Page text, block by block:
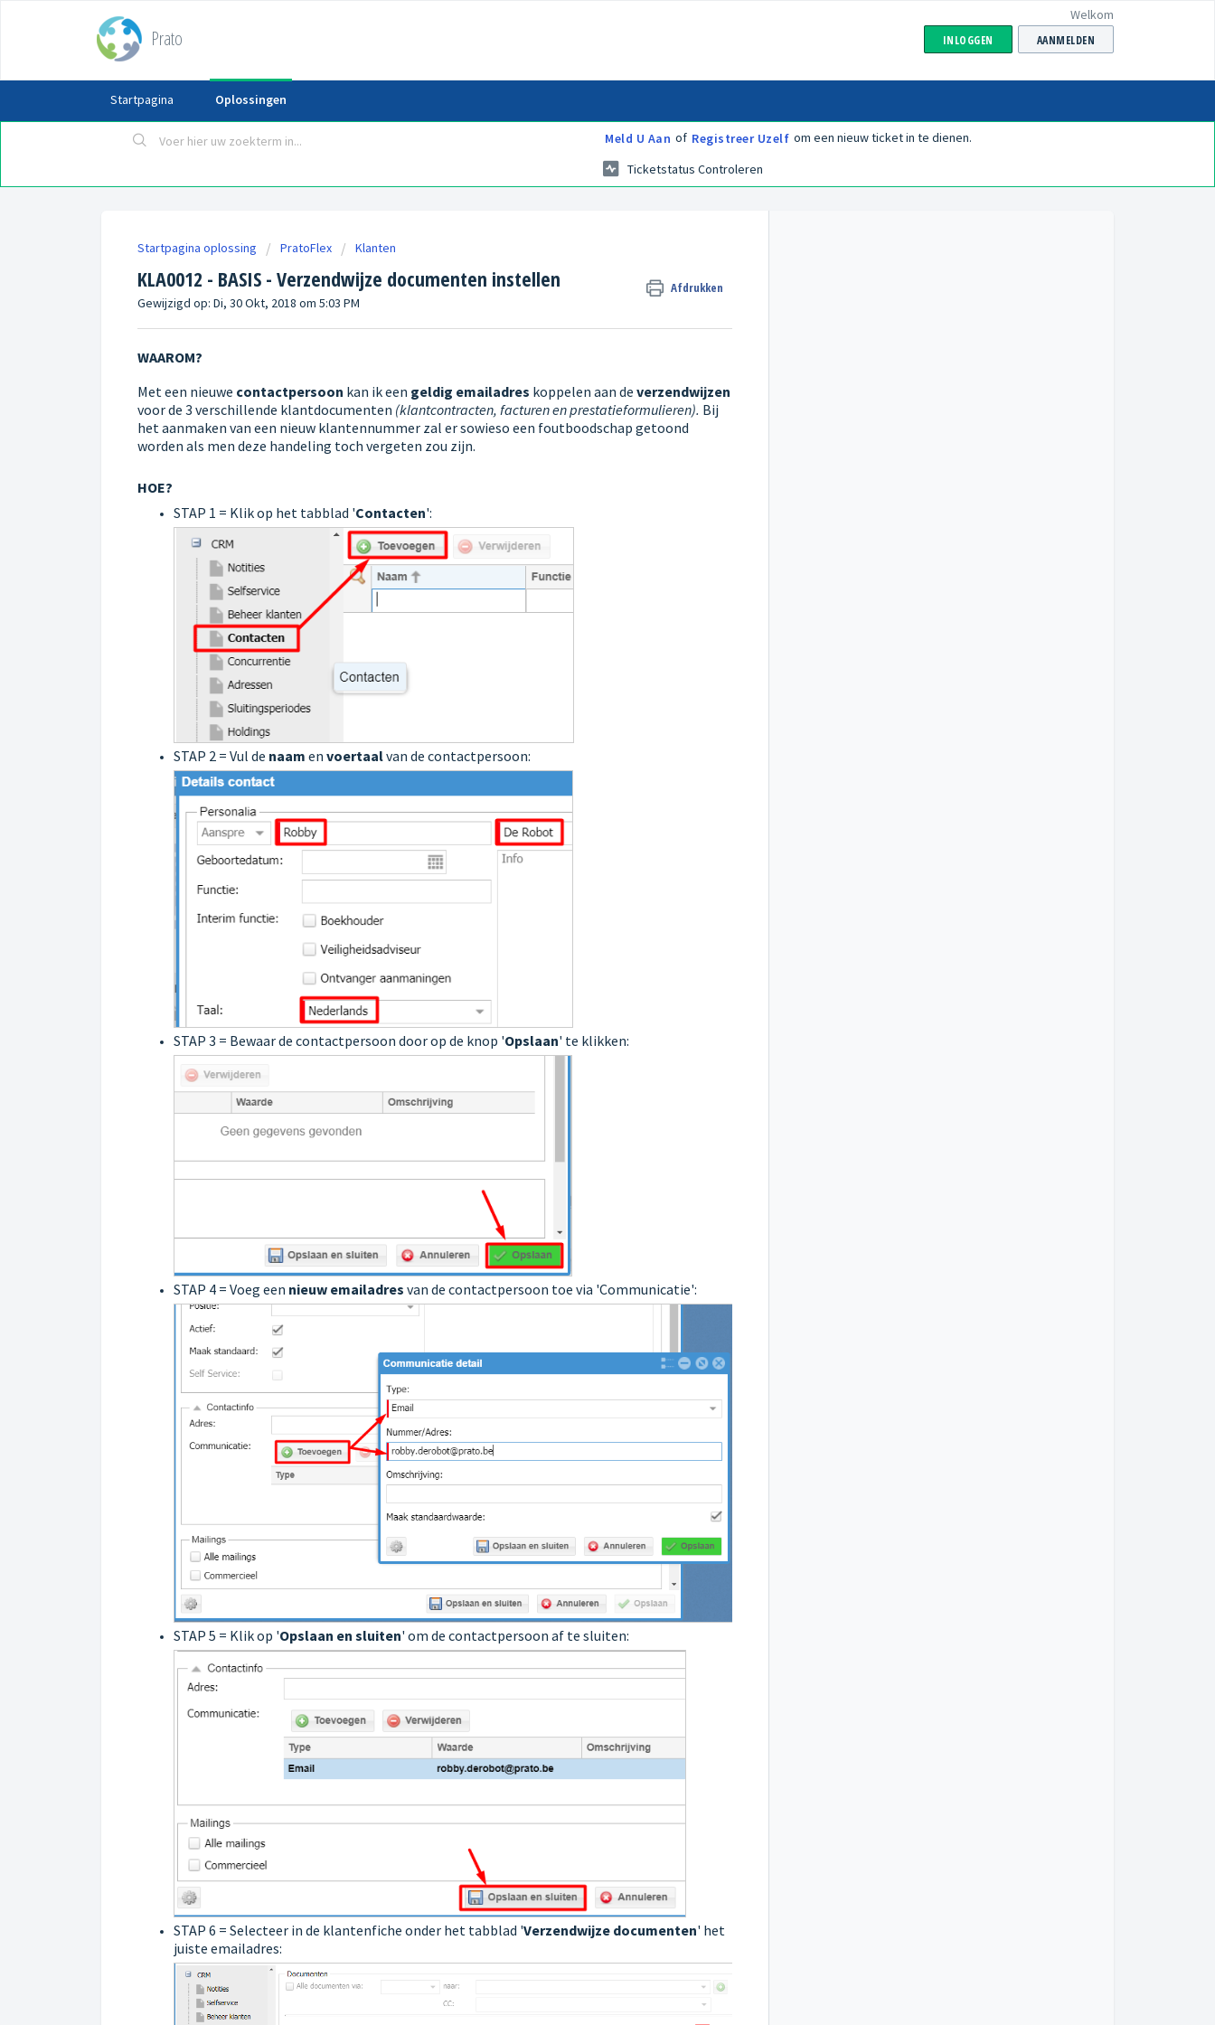
Prato
Welkom
INLOGGEN AANMELDEN
Startpagina Oplossingen
Meld U Aan of Registreer Uzelf om een nieuw ticket in te dienen.
Ticketstatus Controleren
Startpagina oplossing PratoFlex Klanten
KLA0012 - BASIS - Verzendwijze documenten instellen
Afdrukken
Gewijzigd op: Di, 30 Okt, 2018 om 5:03 PM
WAAROM?
Met een nieuwe contactpersoon kan ik een geldig emailadres koppelen aan de verzendwijzen
voor de 3 verschillende klantdocumenten (klantcontracten, facturen en prestatieformulieren). Bij
het aanmaken van een nieuw klantennummer zal er sowieso een foutboodschap getoond
worden als men deze handeling toch vergeten zou zijn.
HOE?
STAP 1 = Klik op het tabblad 'Contacten':
STAP 2 = Vul de naam en voertaalvan de contactpersoon:
STAP 3 = Bewaar de contactpersoon door op de knop 'Opslaan' te klikken:
STAP 4 = Voeg een nieuw emailadres van de contactpersoon toe via 'Communicatie':
STAP 5 = Klik op 'Opslaan en sluiten' om de contactpersoon af te sluiten:
STAP 6 = Selecteer in de klantenfiche onder het tabblad 'Verzendwijze documenten' het
juiste emailadres: